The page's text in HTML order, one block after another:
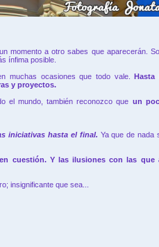
momento a otro sabes que aparecerán.
ínfima posible.
muchas ocasiones que todo vale.
y proyectos.
el mundo, también reconozco que un
iniciativas hasta el final. Ya que de nada
cuestión. Y las ilusiones con las que
insignificante que sea...